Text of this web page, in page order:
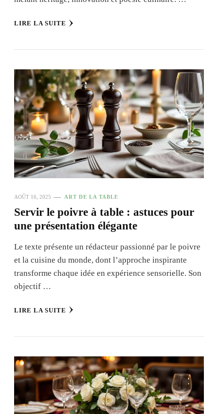
LIRE LA SUITE
AOÛT 16, 2025 ART DE LA TABLE
Servir le poivre à table : astuces pour
une présentation élégante
Le texte présente un rédacteur passionné par le poivre
et la cuisine du monde, dont l’approche inspirante
transforme chaque idée en expérience sensorielle. Son
objectif …
LIRE LA SUITE